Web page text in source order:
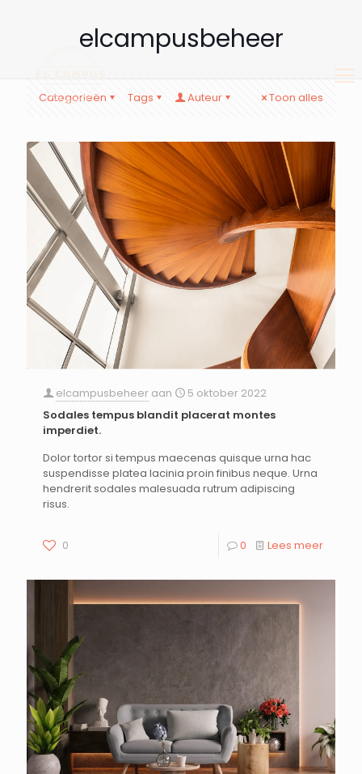
elcampusbeheer
Categorieën Tags Auteur Toon alles
elcampusbeheer aan
5 oktober 2022
Sodales tempus blandit placerat montes
imperdiet.
Dolor tortor si tempus maecenas quisque urna hac
suspendisse platea lacinia proin finibus neque. Urna
hendrerit sodales malesuada rutrum adipiscing
risus.
0 0 Lees meer